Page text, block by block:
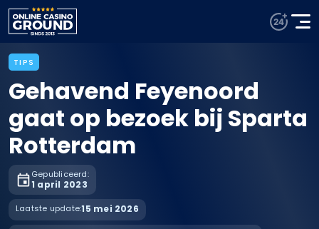
TIPS
Gehavend Feyenoord
gaat op bezoek bij Sparta
Rotterdam
Gepubliceerd:
1 april 2023
Laatste update:15 mei 2026